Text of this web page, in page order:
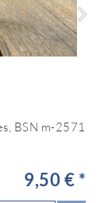
BSN m-2571
9,50 € *